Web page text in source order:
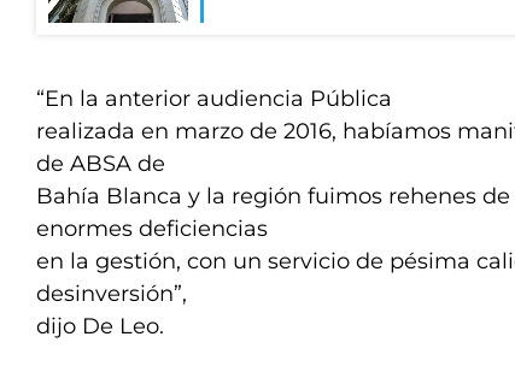
“En la anterior audiencia Pública
realizada en marzo de 2016, habíamos
de ABSA de
Bahía Blanca y la región fuimos rehenes
enormes deficiencias
en la gestión, con un servicio de pésima
desinversión”,
dijo De Leo.